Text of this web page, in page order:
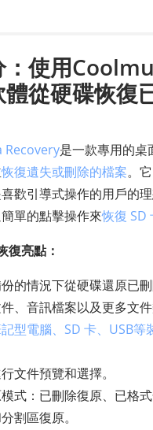
：使用
從硬碟恢復
Recovery是一款專用的桌
恢復遺失或刪除的檔案。
歡引導式操作的用戶的
單的點擊操作來恢復 SD
亮點：
的情況下從硬碟還原已刪
、音訊檔案以及更多文件
型電腦、SD 卡、USB等
文件預覽和選擇。
式：已刪除復原、已格
割區復原。